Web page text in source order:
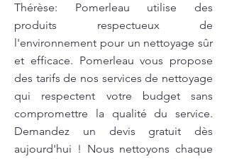
Thérèse: Pomerleau utilise des
produits respectueux de
l'environnement pour un nettoyage sûr
et efficace. Pomerleau vous propose
des tarifs de nos services de nettoyage
qui respectent votre budget sans
compromettre la qualité du service.
Demandez un devis gratuit dès
aujourd'hui ! Nous nettoyons chaque